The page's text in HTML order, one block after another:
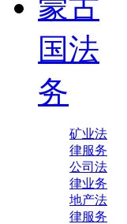
国法
务
矿业法
律服务
公司法
律业务
地产法
律服务